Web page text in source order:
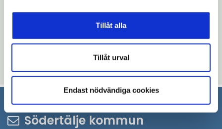
Tillåt alla
Tillåt urval
Endast nödvändiga cookies
som vi har fått in under dialogmöten och
Läs mer om årets sommarplatser här.
Södertälje kommun